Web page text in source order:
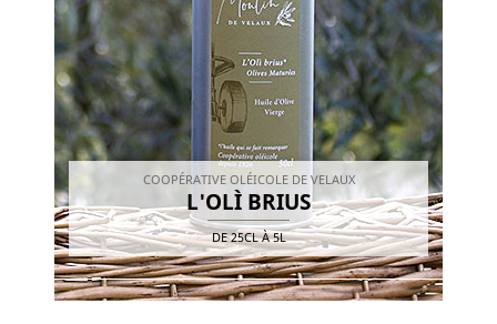
COOPÉRATIVE OLÉICOLE DE VELAUX
L'OLÌ BRIUS
DE25CL À 5L